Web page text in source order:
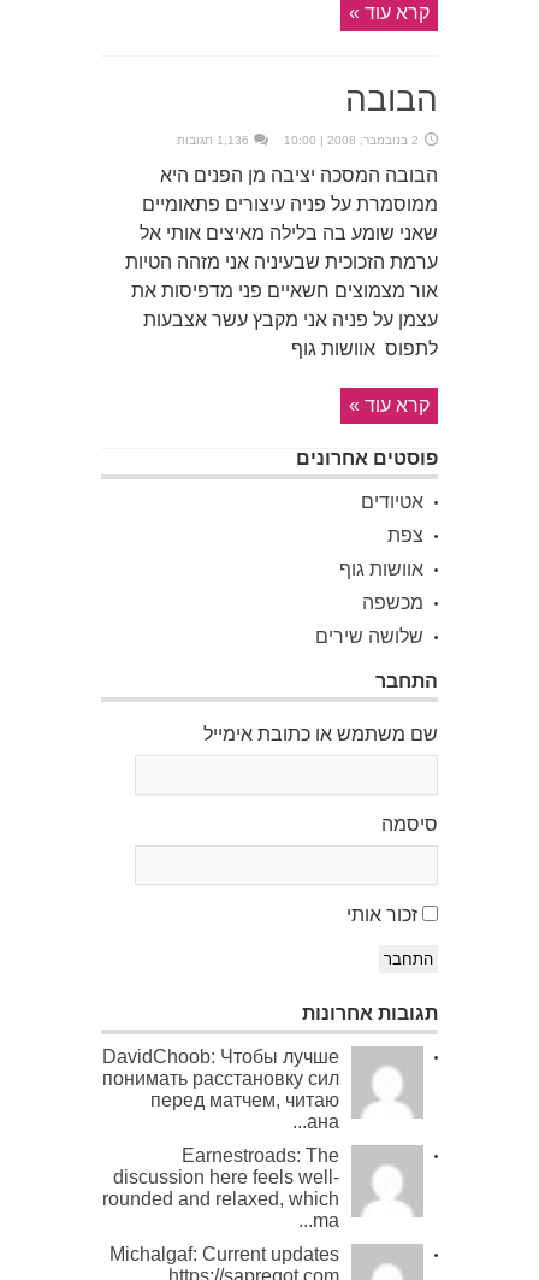
קרא עוד »
הבובה
2 בנובמבר, 2008 | 10:00 1,136 תגובות
הבובה המסכה יציבה מן הפנים היא
ממוסמרת על פניה עיצורים פתאומיים
שאני שומע בה בלילה מאיצים אותי אל
ערמת הזכוכית שבעיניה אני מזהה הטיות
אור מצמוצים חשאיים פני מדפיסות את
עצמן על פניה אני מקבץ עשר אצבעות
לתפוס אוושות גוף
קרא עוד »
פוסטים אחרונים
אטיודים
צפת
אוושות גוף
מכשפה
שלושה שירים
התחבר
שם משתמש או כתובת אימייל
סיסמה
זכור אותי
התחבר
תגובות אחרונות
DavidChoob: Чтобы лучше
понимать расстановку сил
перед матчем, читаю
ана...
Earnestroads: The
discussion here feels well-
rounded and relaxed, which
ma...
Michalgaf: Current updates
https://sapreqot.com...